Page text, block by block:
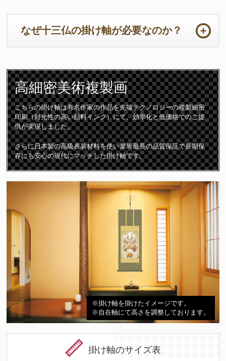
なぜ十三仏の掛け軸が必要なのか？
かと存じます。法要の本来の目的において重要なのは供養するため
のご住職の読経や仏壇です。仏壇周りは一番大切な所となります。
ご住職はじめ参列者が注目される場所となりますので仏壇仏具や床
の間の掛け軸は特に配慮が必要となります。
十三仏の掛け軸は初七日から三十三回忌までの合計「十三回の追善
供養」をつかさどる守護仏です。故人は十三の仏様に見守られなが
ら極楽浄土に導かれて成仏すると言われています。
高細密美術複製画
こちらの掛け軸は有名作家の作品を先端テクノロジーの複製細密
印刷（対光性の高い顔料インク）にて、効率化と低価格でのご提
供が実現しました。
さらに日本製の高級表装材料を使い業界最長の品質保証で長期保
存にも安心の現代にマッチした掛け軸です。
※掛け軸を掛けたイメージです。
※自在軸にて高さを調整しております。
掛け軸のサイズ表